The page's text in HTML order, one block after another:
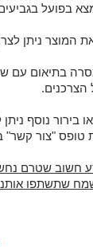
בפועל
ניתן לצרוך עד
בתיאום עם
הצרכנים.
טופס "צור
חשוב שטרם
שתשתפו